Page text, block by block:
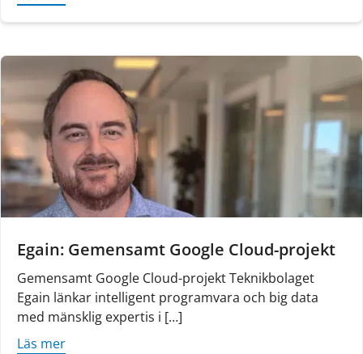
Egain: Gemensamt Google Cloud-projekt
Gemensamt Google Cloud-projekt Teknikbolaget
Egain länkar intelligent programvara och big data
med mänsklig expertis i […]
Läs mer